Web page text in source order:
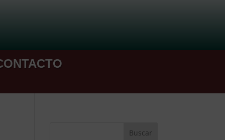
Buscar